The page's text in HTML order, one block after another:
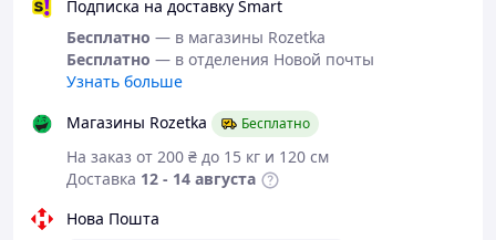
Подписка на доставку Smart
Бесплатно — в магазины Rozetka
Бесплатно — в отделения Новой почты
Узнать больше
Магазины Rozetka
Бесплатно
На заказ от 200 ₴ до 15 кг и 120 см
Доставка 12 - 14 августа
Нова Пошта